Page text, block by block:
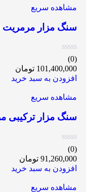
مشاهده سریع
سنگ مزار مرمریت
(0)
101,400,000 تومان
افزودن به سبد خرید
مشاهده سریع
سنگ مزار ترکیبی
(0)
91,260,000 تومان
افزودن به سبد خرید
مشاهده سریع